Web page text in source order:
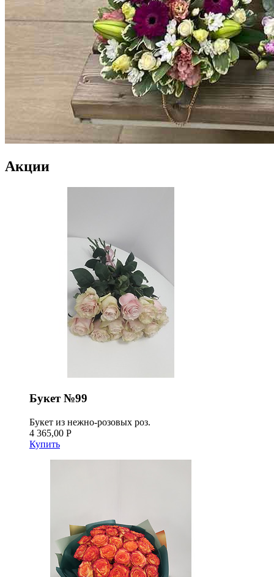
Акции
Букет №99
Букет из нежно-розовых роз.
4 365,00 Р
Купить